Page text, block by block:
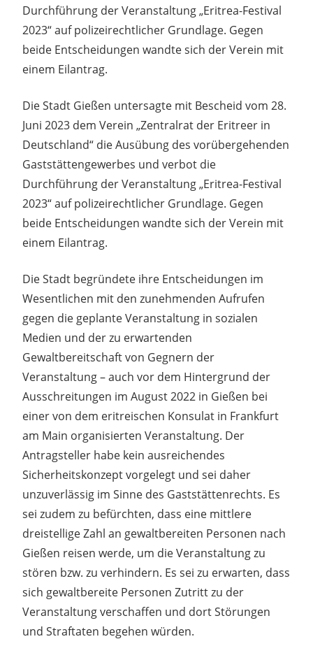
Durchführung der Veranstaltung „Eritrea-Festival
2023“ auf polizeirechtlicher Grundlage. Gegen
beide Entscheidungen wandte sich der Verein mit
einem Eilantrag.
Die Stadt Gießen untersagte mit Bescheid vom 28.
Juni 2023 dem Verein „Zentralrat der Eritreer in
Deutschland“ die Ausübung des vorübergehenden
Gaststättengewerbes und verbot die
Durchführung der Veranstaltung „Eritrea-Festival
2023“ auf polizeirechtlicher Grundlage. Gegen
beide Entscheidungen wandte sich der Verein mit
einem Eilantrag.
Die Stadt begründete ihre Entscheidungen im
Wesentlichen mit den zunehmenden Aufrufen
gegen die geplante Veranstaltung in sozialen
Medien und der zu erwartenden
Gewaltbereitschaft von Gegnern der
Veranstaltung – auch vor dem Hintergrund der
Ausschreitungen im August 2022 in Gießen bei
einer von dem eritreischen Konsulat in Frankfurt
am Main organisierten Veranstaltung. Der
Antragsteller habe kein ausreichendes
Sicherheitskonzept vorgelegt und sei daher
unzuverlässig im Sinne des Gaststättenrechts. Es
sei zudem zu befürchten, dass eine mittlere
dreistellige Zahl an gewaltbereiten Personen nach
Gießen reisen werde, um die Veranstaltung zu
stören bzw. zu verhindern. Es sei zu erwarten, dass
sich gewaltbereite Personen Zutritt zu der
Veranstaltung verschaffen und dort Störungen
und Straftaten begehen würden.